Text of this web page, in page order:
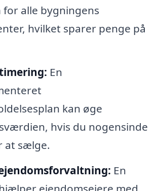
for alle bygningens
hvilket sparer penge på
En
kan øge
hvis du nogensinde
at sælge.
En